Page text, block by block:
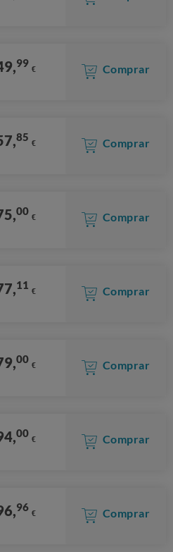
99 € Comprar
85 € Comprar
00 € Comprar
11 € Comprar
00 € Comprar
00 € Comprar
96 € Comprar